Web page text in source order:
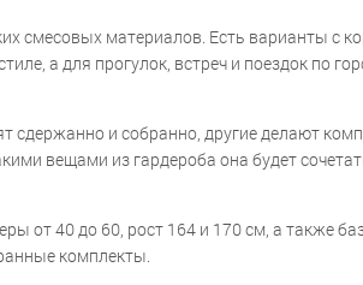
смесовых материалов. Есть варианты с
а для прогулок, встреч и поездок по
и собранно, другие делают
вещами из гардероба она будет
от 40 до 60, рост 164 и 170 см, а также
комплекты.